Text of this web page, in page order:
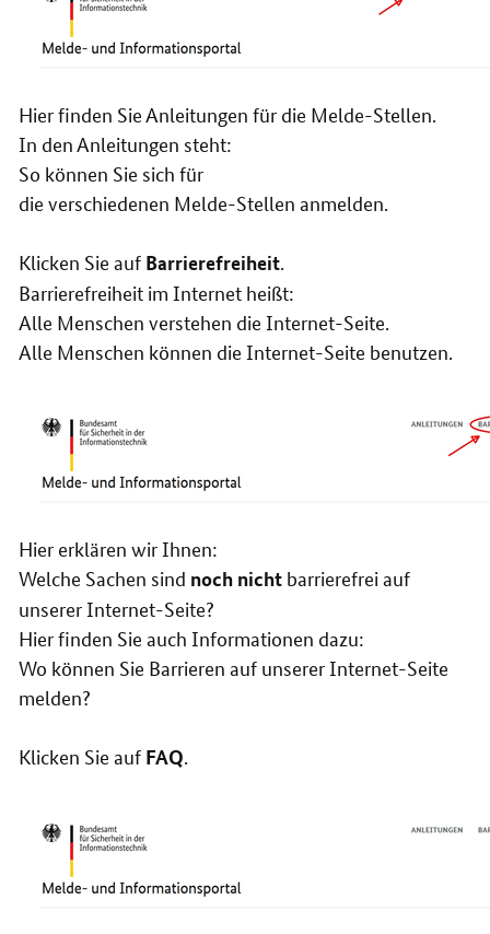
Hier finden Sie Anleitungen für die Melde-Stellen.
In den Anleitungen steht:
So können Sie sich für
die verschiedenen Melde-Stellen anmelden.
Klicken Sie auf Barrierefreiheit.
Barrierefreiheit im Internet heißt:
Alle Menschen verstehen die Internet-Seite.
Alle Menschen können die Internet-Seite benutzen.
Hier erklären wir Ihnen:
Welche Sachen sind noch nicht barrierefrei auf
unserer Internet-Seite?
Hier finden Sie auch Informationen dazu:
Wo können Sie Barrieren auf unserer Internet-Seite
melden?
Klicken Sie auf FAQ.